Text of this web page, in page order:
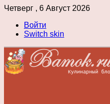
Четверг , 6 Август 2026
Войти
Switch skin